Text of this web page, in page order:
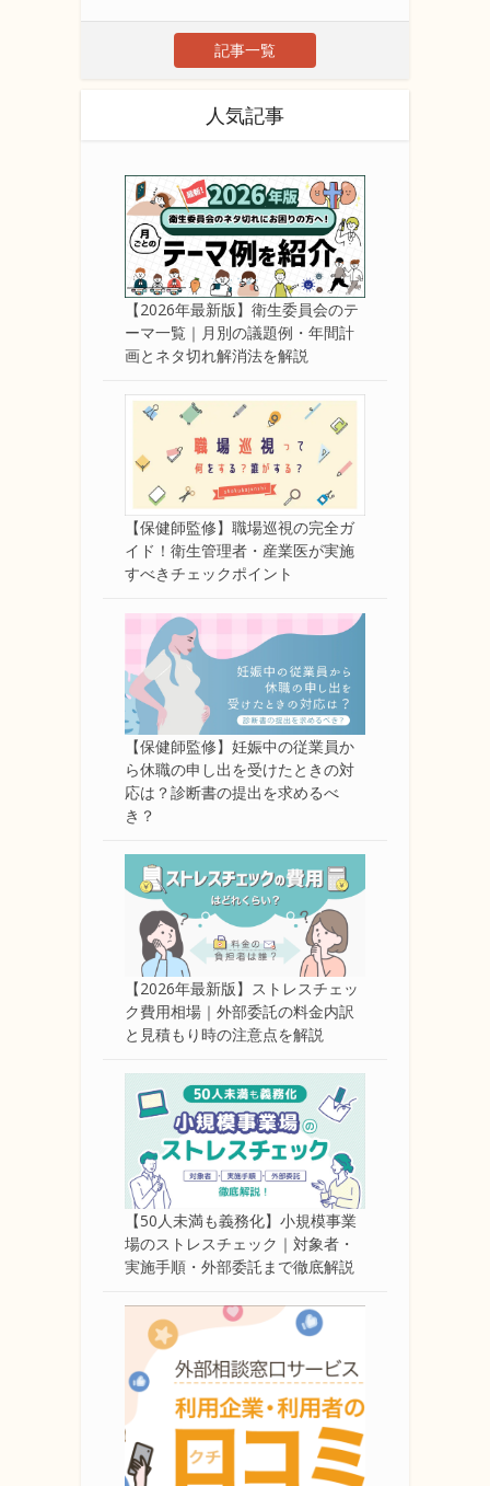
記事一覧
人気記事
【2026年最新版】衛生委員会のテ
ーマ一覧｜月別の議題例・年間計
画とネタ切れ解消法を解説
【保健師監修】職場巡視の完全ガ
イド！衛生管理者・産業医が実施
すべきチェックポイント
【保健師監修】妊娠中の従業員か
ら休職の申し出を受けたときの対
応は？診断書の提出を求めるべ
き？
【2026年最新版】ストレスチェッ
ク費用相場｜外部委託の料金内訳
と見積もり時の注意点を解説
【50人未満も義務化】小規模事業
場のストレスチェック｜対象者・
実施手順・外部委託まで徹底解説